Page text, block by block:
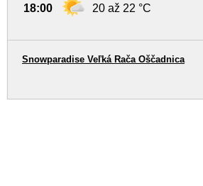
18:00 20 až 22 °C
Snowparadise Veľká Rača Oščadnica